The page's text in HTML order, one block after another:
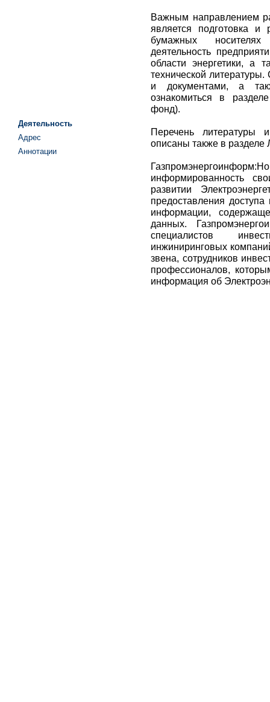
Важным направлением
является подготовка и
бумажных носителях
деятельность
области энергетики, а
технической
и документами, а
ознакомиться в
фонд).
Перечень литературы
описаны также в разделе
информированность
развитии
предоставления
информации,
данных.
специалистов
инжиниринговых
звена, сотрудников
профессионалов,
информация об
Деятельность
Адрес
Аннотации